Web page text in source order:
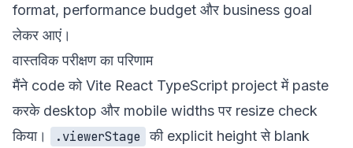
format, performance budget और business goal
लेकर आएं।
वास्तविक परीक्षण का परिणाम
मैंने code को Vite React TypeScript project में paste
करके desktop और mobile widths पर resize check
किया।
.viewerStage की explicit height से blank